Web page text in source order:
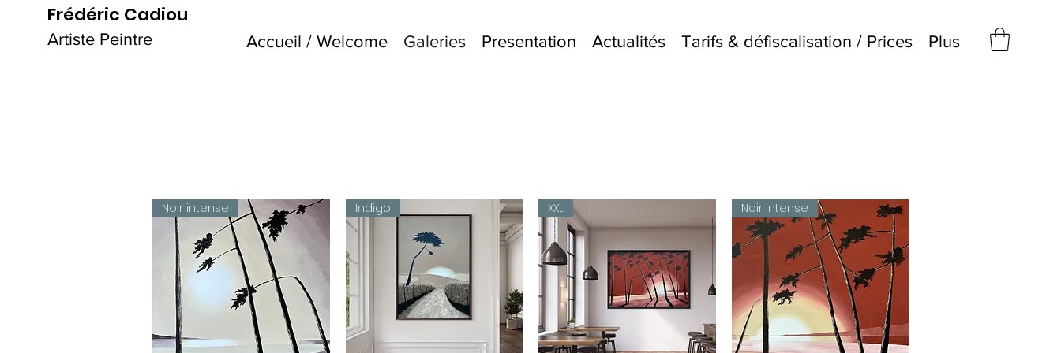
Frédéric Cadiou
Artiste Peintre Accueil / Welcome Galeries Presentation Actualités Tarifs & défiscalisation / Prices Plus
Noir intense Indigo XXL Noir intense